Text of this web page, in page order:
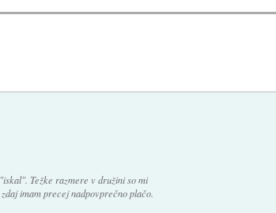
Težke razmere v družini so mi
imam precej nadpovprečno plačo.